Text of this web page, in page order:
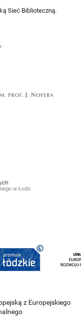
Sieć Biblioteczną.
z Europejskiego